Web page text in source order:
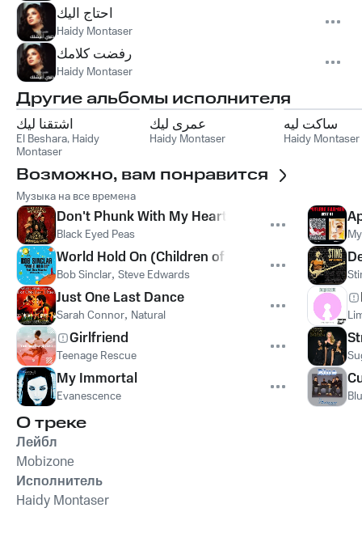
احتاج اليك
Haidy Montaser
رفضت كلامك
Haidy Montaser
Другие альбомы исполнителя
اشتقنا ليك
El Beshara, Haidy
Montaser
عمرى ليك
Haidy Montaser
ساكت ليه
Haidy Montaser
Возможно, вам понравится
Музыка на все времена
Don't Phunk With My Heart
Black Eyed Peas
World Hold On (Children of the Sky)
Bob Sinclar, Steve Edwards
Just One Last Dance
Sarah Connor, Natural
Girlfriend
Teenage Rescue
My Immortal
Evanescence
О треке
Лейбл
Mobizone
Исполнитель
Haidy Montaser